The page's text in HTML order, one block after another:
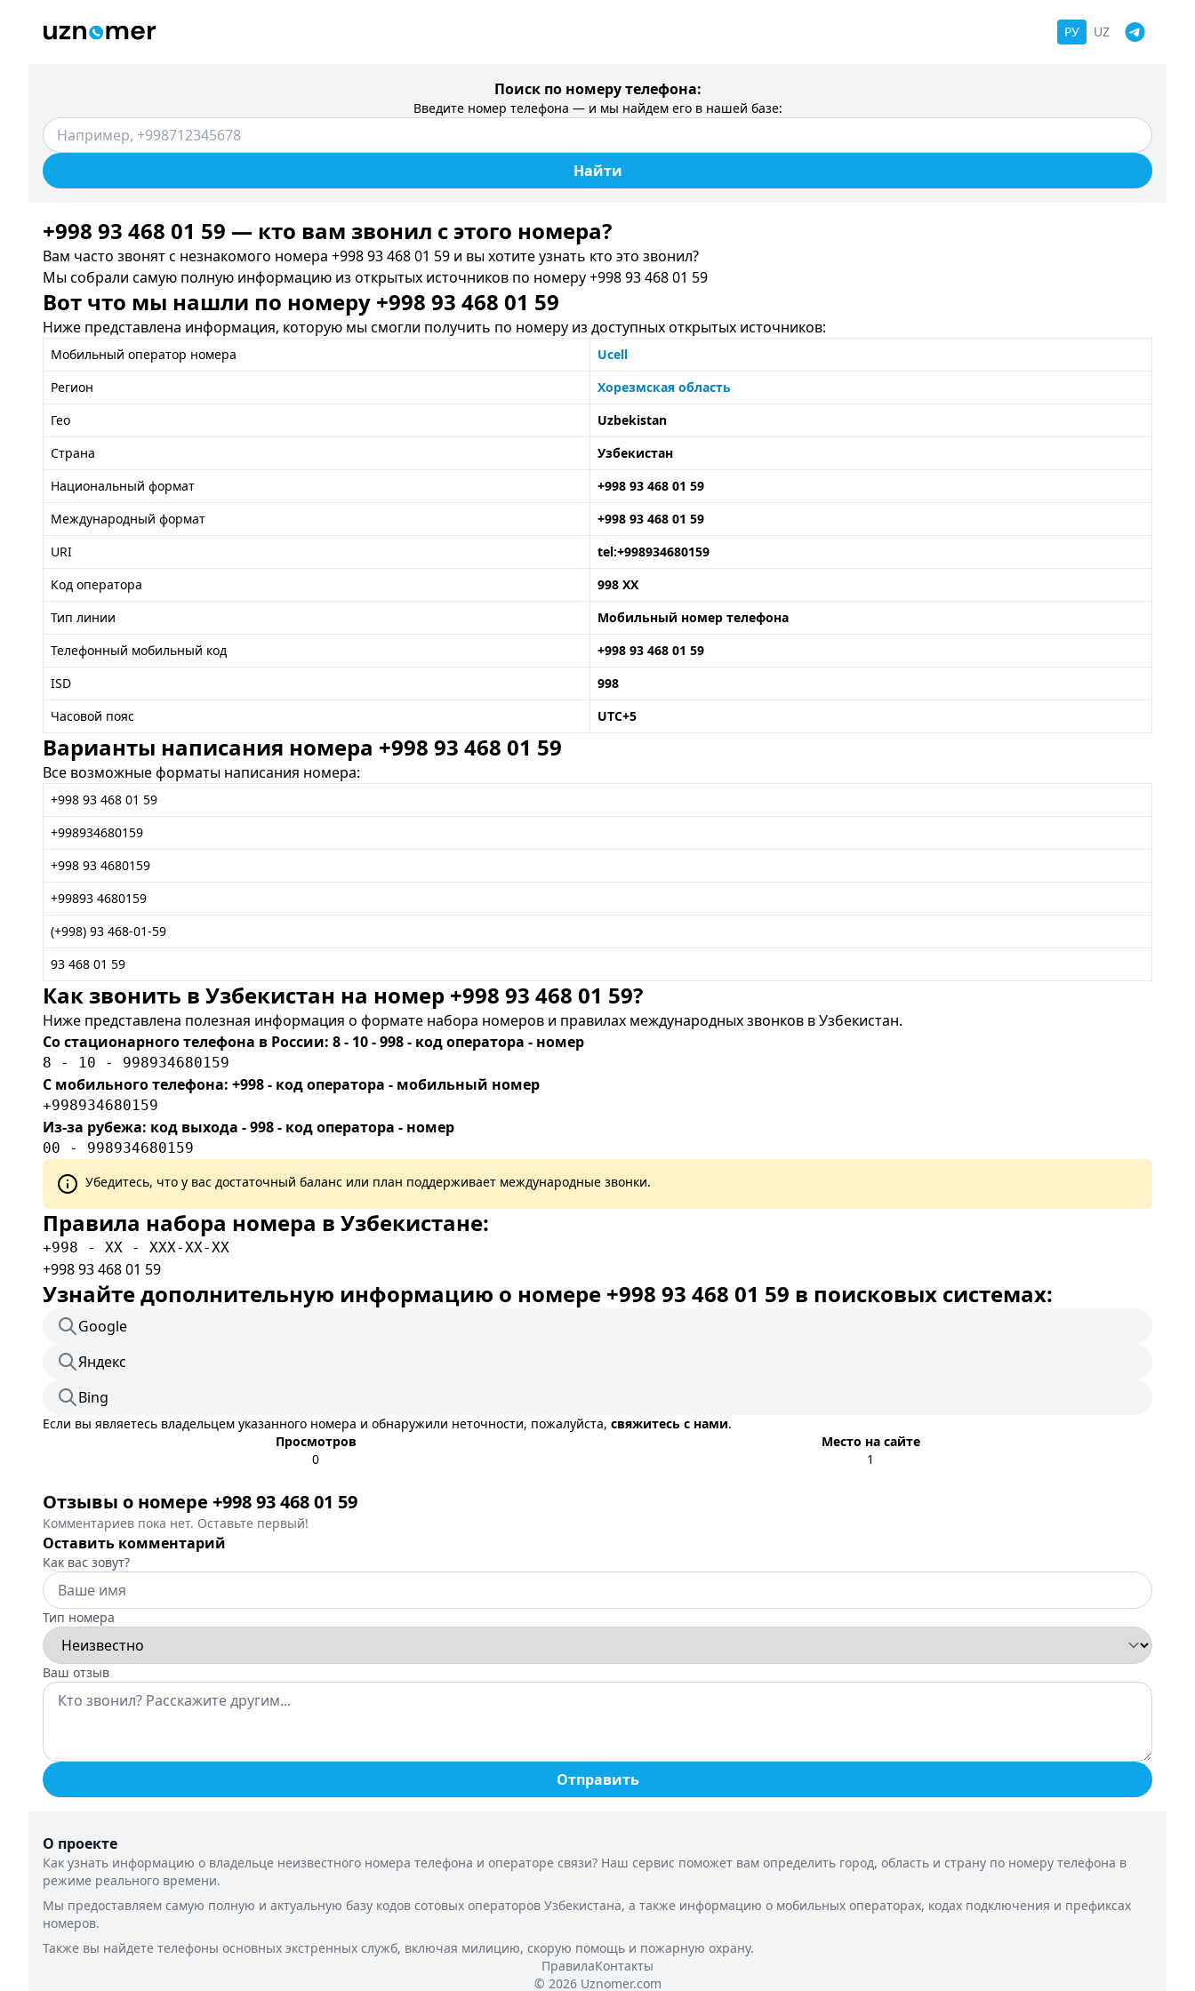
РУ UZ
Поиск по номеру телефона:
Введите номер телефона — и мы найдем его в нашей базе:
Найти
+998 93 468 01 59 — кто вам звонил c этого номера?
Вам часто звонят с незнакомого номера +998 93 468 01 59 и вы хотите узнать кто это звонил?
Мы собрали самую полную информацию из открытых источников по номеру +998 93 468 01 59
Вот что мы нашли по номеру +998 93 468 01 59
Ниже представлена информация, которую мы смогли получить по номеру из доступных открытых источников:
Мобильный оператор номера
Ucell
Регион
Хорезмская область
Гео
Uzbekistan
Страна
Узбекистан
Национальный формат
+998 93 468 01 59
Международный формат
+998 93 468 01 59
URI
tel:+998934680159
Код оператора
998 XX
Тип линии
Мобильный номер телефона
Телефонный мобильный код
+998 93 468 01 59
ISD
998
Часовой пояс
UTC+5
Варианты написания номера +998 93 468 01 59
Все возможные форматы написания номера:
+998 93 468 01 59
+998934680159
+998 93 4680159
+99893 4680159
(+998) 93 468-01-59
93 468 01 59
Как звонить в Узбекистан на номер +998 93 468 01 59?
Ниже представлена полезная информация о формате набора номеров и правилах международных звонков в Узбекистан.
Со стационарного телефона в России: 8 - 10 - 998 - код оператора - номер
8 - 10 - 998934680159
С мобильного телефона: +998 - код оператора - мобильный номер
+998934680159
Из-за рубежа: код выхода - 998 - код оператора - номер
00 - 998934680159
Убедитесь, что у вас достаточный баланс или план поддерживает международные звонки.
Правила набора номера в Узбекистане:
+998 - XX - XXX-XX-XX
+998 93 468 01 59
Узнайте дополнительную информацию о номере +998 93 468 01 59 в поисковых системах:
Google
Яндекс
Bing
Если вы являетесь владельцем указанного номера и обнаружили неточности, пожалуйста, свяжитесь с нами.
Просмотров
0
Место на сайте
1
Отзывы о номере +998 93 468 01 59
Комментариев пока нет. Оставьте первый!
Оставить комментарий
Как вас зовут?
Тип номера
Ваш отзыв
Отправить
О проекте
Как узнать информацию о владельце неизвестного номера телефона и операторе связи? Наш сервис поможет вам определить город, область и страну по номеру телефона в
режиме реального времени.
Мы предоставляем самую полную и актуальную базу кодов сотовых операторов Узбекистана, а также информацию о мобильных операторах, кодах подключения и префиксах
номеров.
Также вы найдете телефоны основных экстренных служб, включая милицию, скорую помощь и пожарную охрану.
ПравилаКонтакты
© 2026 Uznomer.com